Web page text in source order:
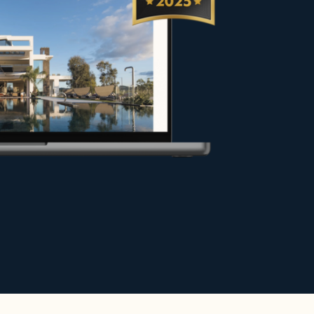
et propriétaires dans
les meilleures conditions ou
pour valoriser votre projet.